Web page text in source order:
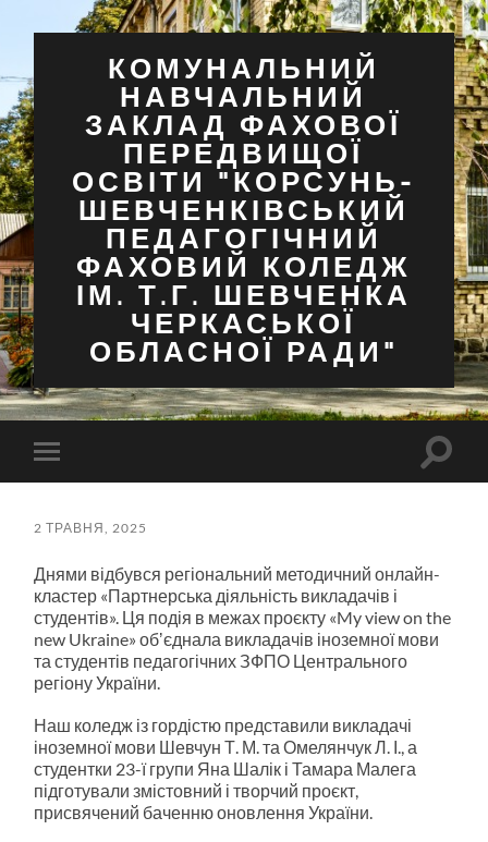
КОМУНАЛЬНИЙ
НАВЧАЛЬНИЙ
ЗАКЛАД ФАХОВОЇ
ПЕРЕДВИЩОЇ
ОСВІТИ "КОРСУНЬ-
ШЕВЧЕНКІВСЬКИЙ
ПЕДАГОГІЧНИЙ
ФАХОВИЙ КОЛЕДЖ
ІМ. Т.Г. ШЕВЧЕНКА
ЧЕРКАСЬКОЇ
ОБЛАСНОЇ РАДИ"
Перемкнути
мобільне
2 ТРАВНЯ, 2025
Днями відбувся регіональний методичний онлайн-
кластер «Партнерська діяльність викладачів і
студентів». Ця подія в межах проєкту «My view on the
new Ukraine» обʼєднала викладачів іноземної мови
та студентів педагогічних ЗФПО Центрального
регіону України.
Наш коледж із гордістю представили викладачі
іноземної мови Шевчун Т. М. та Омелянчук Л. І., а
студентки 23-ї групи Яна Шалік і Тамара Малега
підготували змістовний і творчий проєкт,
присвячений баченню оновлення України.